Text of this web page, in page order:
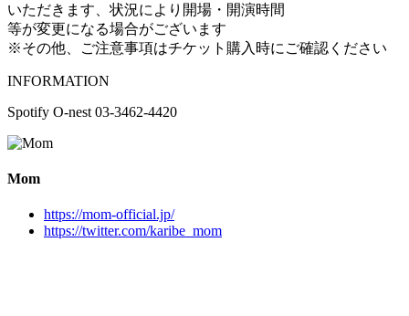
いただきます、状況により開場・開演時間
等が変更になる場合がございます
※その他、ご注意事項はチケット購入時にご確認ください
INFORMATION
Spotify O-nest 03-3462-4420
Mom
https://mom-official.jp/
https://twitter.com/karibe_mom